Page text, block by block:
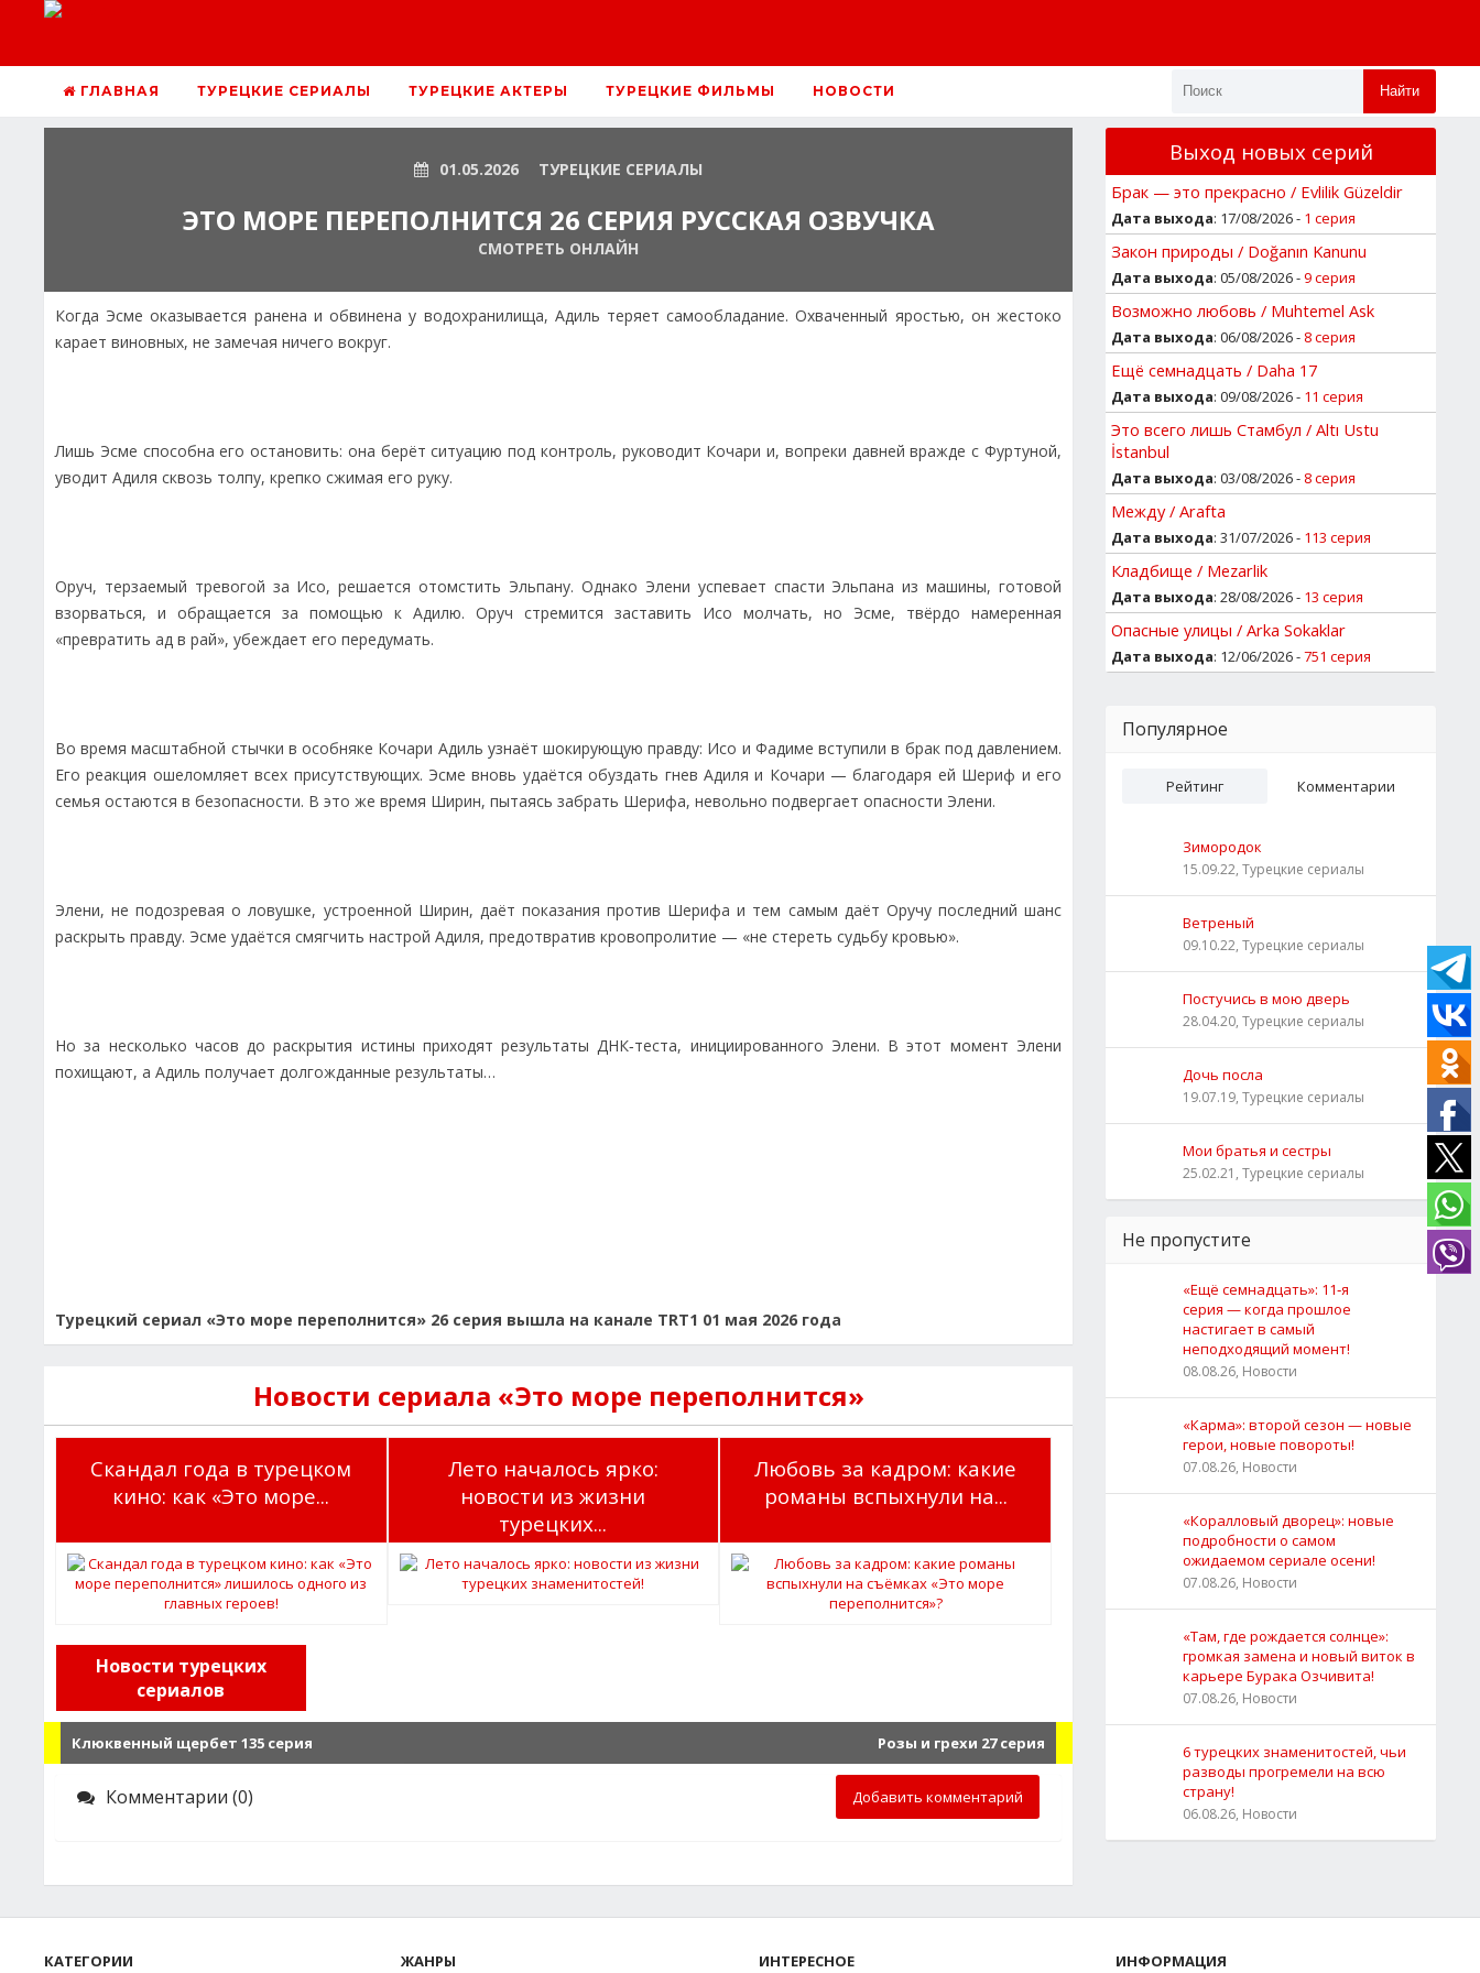
ГЛАВНАЯ ТУРЕЦКИЕ СЕРИАЛЫ ТУРЕЦКИЕ АКТЕРЫ ТУРЕЦКИЕ ФИЛЬМЫ НОВОСТИ Найти
01.05.2026 ТУРЕЦКИЕ СЕРИАЛЫ
ЭТО МОРЕ ПЕРЕПОЛНИТСЯ 26 СЕРИЯ РУССКАЯ ОЗВУЧКА
СМОТРЕТЬ ОНЛАЙН
Когда Эсме оказывается ранена и обвинена у водохранилища, Адиль теряет самообладание. Охваченный яростью, он жестоко
карает виновных, не замечая ничего вокруг.
Лишь Эсме способна его остановить: она берёт ситуацию под контроль, руководит Кочари и, вопреки давней вражде с Фуртуной,
уводит Адиля сквозь толпу, крепко сжимая его руку.
Оруч, терзаемый тревогой за Исо, решается отомстить Эльпану. Однако Элени успевает спасти Эльпана из машины, готовой
взорваться, и обращается за помощью к Адилю. Оруч стремится заставить Исо молчать, но Эсме, твёрдо намеренная
«превратить ад в рай», убеждает его передумать.
Во время масштабной стычки в особняке Кочари Адиль узнаёт шокирующую правду: Исо и Фадиме вступили в брак под давлением.
Его реакция ошеломляет всех присутствующих. Эсме вновь удаётся обуздать гнев Адиля и Кочари — благодаря ей Шериф и его
семья остаются в безопасности. В это же время Ширин, пытаясь забрать Шерифа, невольно подвергает опасности Элени.
Элени, не подозревая о ловушке, устроенной Ширин, даёт показания против Шерифа и тем самым даёт Оручу последний шанс
раскрыть правду. Эсме удаётся смягчить настрой Адиля, предотвратив кровопролитие — «не стереть судьбу кровью».
Но за несколько часов до раскрытия истины приходят результаты ДНК‑теста, инициированного Элени. В этот момент Элени
похищают, а Адиль получает долгожданные результаты…
Турецкий сериал «Это море переполнится» 26 серия вышла на канале TRT1 01 мая 2026 года
Новости сериала «Это море переполнится»
Скандал года в турецком
кино: как «Это море...
Лето началось ярко:
новости из жизни
турецких...
Любовь за кадром: какие
романы вспыхнули на...
Новости турецких
сериалов
Клюквенный щербет 135 серия Розы и грехи 27 серия
Комментарии (0) Добавить комментарий
Выход новых серий
Брак — это прекрасно / Evlilik Güzeldir
Дата выхода: 17/08/2026 - 1 серия
Закон природы / Doğanın Kanunu
Дата выхода: 05/08/2026 -9 серия
Возможно любовь / Muhtemel Ask
Дата выхода: 06/08/2026 - 8 серия
Ещё семнадцать / Daha 17
Дата выхода: 09/08/2026 - 11 серия
Это всего лишь Стамбул / Altı Ustu
İstanbul
Дата выхода: 03/08/2026 - 8 серия
Между / Arafta
Дата выхода: 31/07/2026 - 113 серия
Кладбище / Mezarlik
Дата выхода: 28/08/2026 - 13 серия
Опасные улицы / Arka Sokaklar
Дата выхода: 12/06/2026 -751 серия
Популярное
Рейтинг Комментарии
Зимородок
15.09.22, Турецкие сериалы
Ветреный
09.10.22, Турецкие сериалы
Постучись в мою дверь
28.04.20, Турецкие сериалы
Дочь посла
19.07.19, Турецкие сериалы
Мои братья и сестры
25.02.21, Турецкие сериалы
Не пропустите
«Ещё семнадцать»: 11‑я
серия — когда прошлое
настигает в самый
неподходящий момент!
08.08.26, Новости
«Карма»: второй сезон — новые
герои, новые повороты!
07.08.26, Новости
«Коралловый дворец»: новые
подробности о самом
ожидаемом сериале осени!
07.08.26, Новости
«Там, где рождается солнце»:
громкая замена и новый виток в
карьере Бурака Озчивита!
07.08.26, Новости
6 турецких знаменитостей, чьи
разводы прогремели на всю
страну!
06.08.26, Новости
КАТЕГОРИИ ЖАНРЫ ИНТЕРЕСНОЕ ИНФОРМАЦИЯ